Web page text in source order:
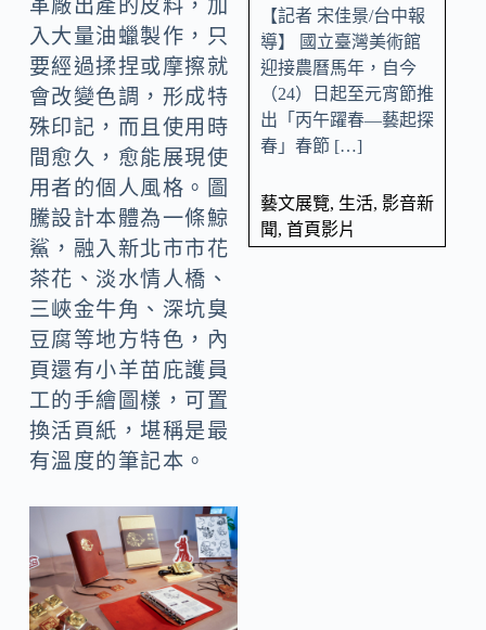
革廠出產的皮料，加
入大量油蠟製作，只
要經過揉捏或摩擦就
會改變色調，形成特
殊印記，而且使用時
間愈久，愈能展現使
用者的個人風格。圖
騰設計本體為一條鯨
鯊，融入新北市市花
茶花、淡水情人橋、
三峽金牛角、深坑臭
豆腐等地方特色，內
頁還有小羊苗庇護員
工的手繪圖樣，可置
換活頁紙，堪稱是最
有溫度的筆記本。
【記者 宋佳景/台中報
導】 國立臺灣美術館
迎接農曆馬年，自今
（24）日起至元宵節推
出「丙午躍春—藝起探
春」春節 […]
藝文展覽, 生活, 影音新
聞, 首頁影片